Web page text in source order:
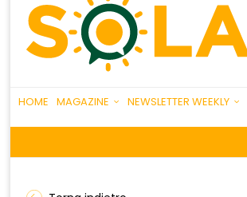
HOME MAGAZINE NEWSLETTER WEEKLY